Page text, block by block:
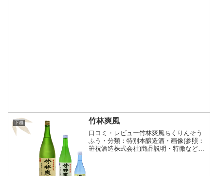
下越 竹林爽風
口コミ・レビュー竹林爽風ちくりんそう
ふう・分類：特別本醸造酒・画像(参照：
笹祝酒造株式会社)商品説明・特徴など